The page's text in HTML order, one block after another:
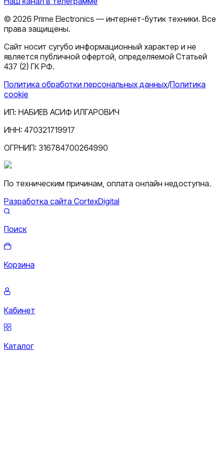
© 2026 Prime Electronics — интернет-бутик техники. Все
права защищены.
Сайт носит сугубо информационный характер и не
является публичной офертой, определяемой Статьей
437 (2) ГК РФ.
Политика обработки персональных данных/Политика
cookie
ИП: НАБИЕВ АСИФ ИЛГАРОВИЧ
ИНН: 470321719917
ОГРНИП: 316784700264990
По техническим причинам, оплата онлайн недоступна.
Разработка сайта CortexDigital
Поиск
Корзина
Кабинет
Каталог